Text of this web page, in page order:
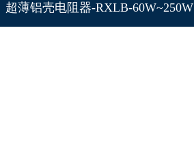
超薄铝壳电阻器-RXLB-60W~250W